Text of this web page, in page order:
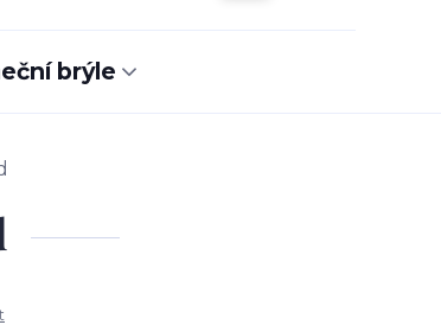
brýle